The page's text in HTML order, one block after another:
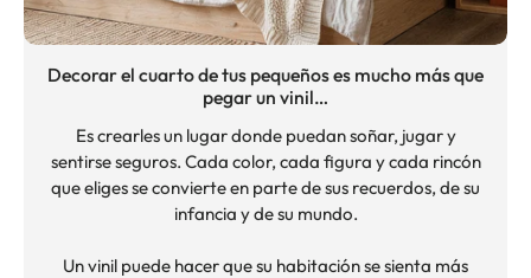
Decorar el cuarto de tus pequeños es mucho más que
pegar un vinil…
Es crearles un lugar donde puedan soñar, jugar y
sentirse seguros. Cada color, cada figura y cada rincón
que eliges se convierte en parte de sus recuerdos, de su
infancia y de su mundo.
Un vinil puede hacer que su habitación se sienta más